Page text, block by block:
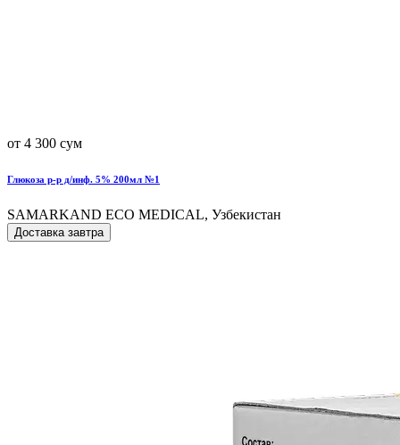
от 4 300 сум
Глюкоза р-р д/инф. 5% 200мл №1
SAMARKAND ECO MEDICAL, Узбекистан
Доставка завтра